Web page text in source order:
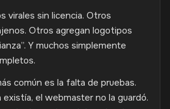
virales sin licencia. Otros
Otros agregan logotipos
Y muchos simplemente
común es la falta de pruebas.
existía, el webmaster no la guardó.